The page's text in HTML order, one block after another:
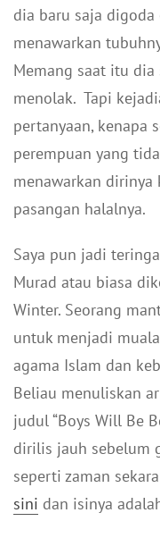
dia baru saja
menawarkan
Memang saat itu
menolak. Tapi
pertanyaan, kenapa
perempuan yang
menawarkan dirinya
pasangan halalnya.
Saya pun jadi
Murad atau biasa
Winter. Seorang
untuk menjadi
agama Islam dan
Beliau menuliskan
judul “Boys Will Be
dirilis jauh sebelum
seperti zaman
sini dan isinya